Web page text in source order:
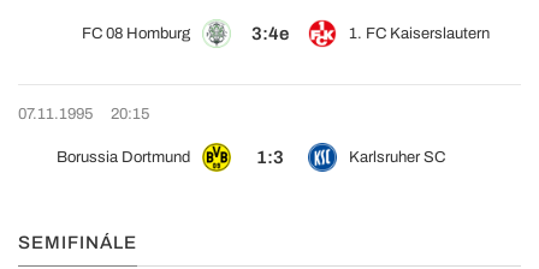
FC 08 Homburg 3:4e 1. FC Kaiserslautern
07.11.1995 20:15
Borussia Dortmund 1:3 Karlsruher SC
SEMIFINÁLE